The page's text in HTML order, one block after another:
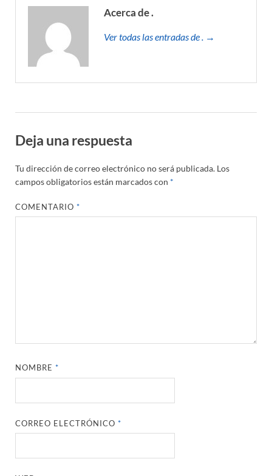
Acerca de .
Ver todas las entradas de . →
Deja una respuesta
Tu dirección de correo electrónico no será publicada. Los
campos obligatorios están marcados con *
COMENTARIO*
NOMBRE*
CORREO ELECTRÓNICO*